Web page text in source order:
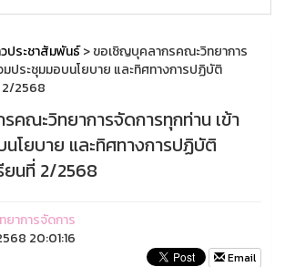
ประชาสัมพันธ์> ขอเชิญบุคลากรคณะวิทยาการ
มประชุมมอบนโยบาย และทิศทางการปฏิบัติ
2/2568
คณะวิทยาการจัดการทุกท่าน เข้า
นโยบาย และทิศทางการปฏิบัติ
ยนที่ 2/2568
าการจัดการ
20:01:16
Email